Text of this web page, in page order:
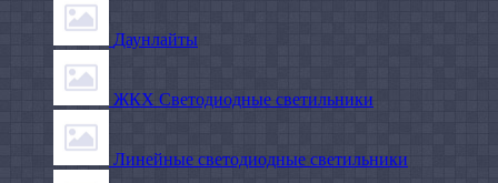
Даунлайты
ЖКХ Светодиодные светильники
Линейные светодиодные светильники